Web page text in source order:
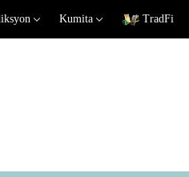
Kumita TradFi